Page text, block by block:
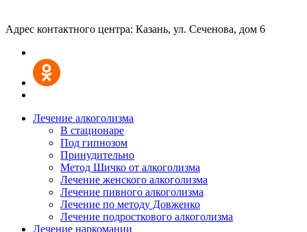
Адрес контактного центра: Казань, ул. Сеченова, дом 6
Лечение алкоголизма
В стационаре
Под гипнозом
Принудительно
Метод Шичко от алкоголизма
Лечение женского алкоголизма
Лечение пивного алкоголизма
Лечение по методу Довженко
Лечение подросткового алкоголизма
Лечение наркомании